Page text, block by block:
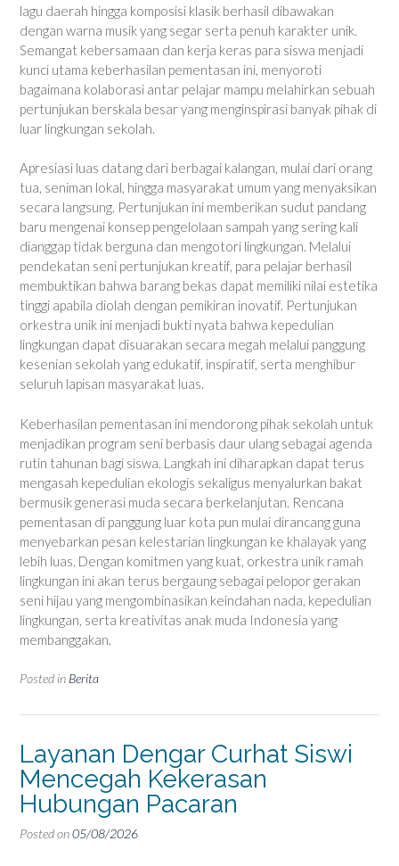
lagu daerah hingga komposisi klasik berhasil dibawakan
dengan warna musik yang segar serta penuh karakter unik.
Semangat kebersamaan dan kerja keras para siswa menjadi
kunci utama keberhasilan pementasan ini, menyoroti
bagaimana kolaborasi antar pelajar mampu melahirkan sebuah
pertunjukan berskala besar yang menginspirasi banyak pihak di
luar lingkungan sekolah.
Apresiasi luas datang dari berbagai kalangan, mulai dari orang
tua, seniman lokal, hingga masyarakat umum yang menyaksikan
secara langsung. Pertunjukan ini memberikan sudut pandang
baru mengenai konsep pengelolaan sampah yang sering kali
dianggap tidak berguna dan mengotori lingkungan. Melalui
pendekatan seni pertunjukan kreatif, para pelajar berhasil
membuktikan bahwa barang bekas dapat memiliki nilai estetika
tinggi apabila diolah dengan pemikiran inovatif. Pertunjukan
orkestra unik ini menjadi bukti nyata bahwa kepedulian
lingkungan dapat disuarakan secara megah melalui panggung
kesenian sekolah yang edukatif, inspiratif, serta menghibur
seluruh lapisan masyarakat luas.
Keberhasilan pementasan ini mendorong pihak sekolah untuk
menjadikan program seni berbasis daur ulang sebagai agenda
rutin tahunan bagi siswa. Langkah ini diharapkan dapat terus
mengasah kepedulian ekologis sekaligus menyalurkan bakat
bermusik generasi muda secara berkelanjutan. Rencana
pementasan di panggung luar kota pun mulai dirancang guna
menyebarkan pesan kelestarian lingkungan ke khalayak yang
lebih luas. Dengan komitmen yang kuat, orkestra unik ramah
lingkungan ini akan terus bergaung sebagai pelopor gerakan
seni hijau yang mengombinasikan keindahan nada, kepedulian
lingkungan, serta kreativitas anak muda Indonesia yang
membanggakan.
Posted in Berita
Layanan Dengar Curhat Siswi
Mencegah Kekerasan
Hubungan Pacaran
Posted on05/08/2026